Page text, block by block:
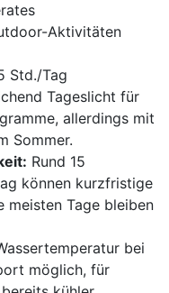
Aktivitäten
Std./Tag
Tageslicht für
allerdings mit
Sommer.
Rund 15
können kurzfristige
meisten Tage bleiben
bei
möglich, für